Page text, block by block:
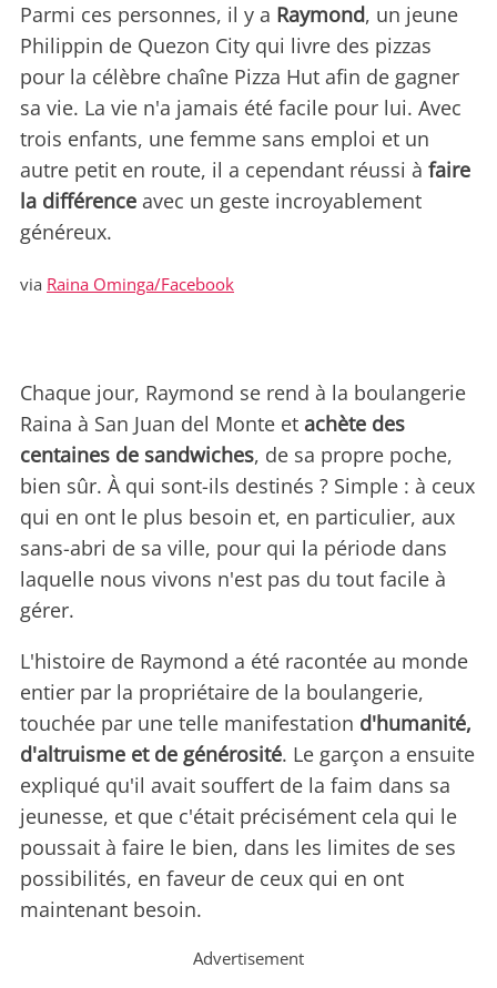
Parmi ces personnes, il y a Raymond, un jeune
Philippin de Quezon City qui livre des pizzas
pour la célèbre chaîne Pizza Hut afin de gagner
sa vie. La vie n'a jamais été facile pour lui. Avec
trois enfants, une femme sans emploi et un
autre petit en route, il a cependant réussi à faire
la différence avec un geste incroyablement
généreux.
via Raina Ominga/Facebook
Chaque jour, Raymond se rend à la boulangerie
Raina à San Juan del Monte et achète des
centaines de sandwiches, de sa propre poche,
bien sûr. À qui sont-ils destinés ? Simple : à ceux
qui en ont le plus besoin et, en particulier, aux
sans-abri de sa ville, pour qui la période dans
laquelle nous vivons n'est pas du tout facile à
gérer.
L'histoire de Raymond a été racontée au monde
entier par la propriétaire de la boulangerie,
touchée par une telle manifestation d'humanité,
d'altruisme et de générosité. Le garçon a ensuite
expliqué qu'il avait souffert de la faim dans sa
jeunesse, et que c'était précisément cela qui le
poussait à faire le bien, dans les limites de ses
possibilités, en faveur de ceux qui en ont
maintenant besoin.
Advertisement